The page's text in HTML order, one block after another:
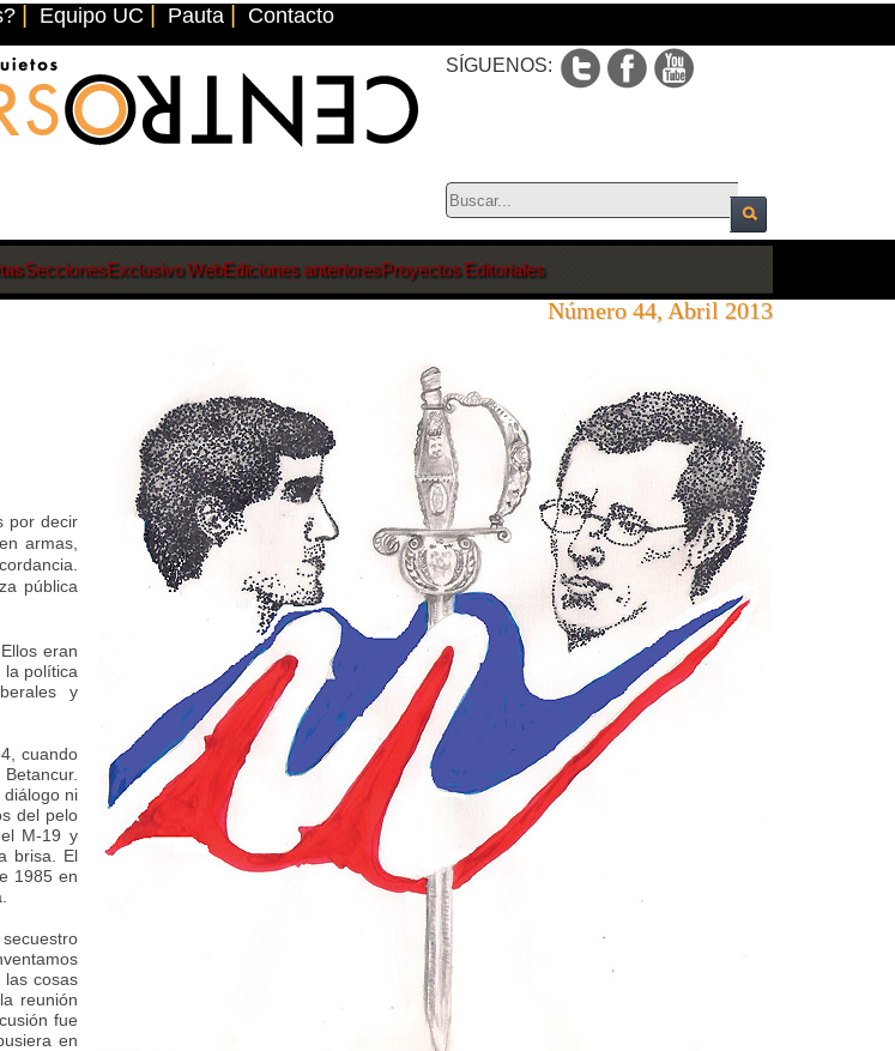
Equipo UC Pauta Contacto
SÍGUENOS:
SeccionesExclusivo WebEdiciones anterioresProyectos Editoriales
Número 44, Abril 2013
por decir
armas,
pública
eran
la política
y
cuando
diálogo ni
del pelo
M-19 y
brisa. El
1985 en
las cosas
reunión
fue
en